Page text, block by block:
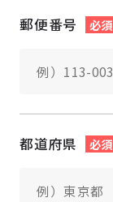
郵便番号 必須
都道府県 必須